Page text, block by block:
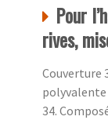
Pour
rives,
Couverture
34.